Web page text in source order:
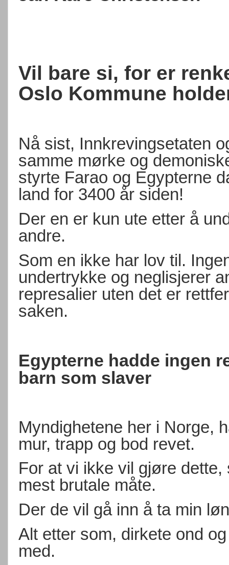
Vil bare si, for er
Oslo Kommune
Nå sist, Innkrevingsetaten
samme mørke og
styrte Farao og Egypterne
land for 3400 år siden!
Der en er kun ute etter å
andre.
Som en ikke har lov til.
undertrykke og neglisjerer
represalier uten det er
saken.
Egypterne hadde ingen
barn som slaver
Myndighetene her i Norge,
mur, trapp og bod revet.
For at vi ikke vil gjøre
mest brutale måte.
Der de vil gå inn å ta min
Alt etter som, dirkete ond
med.